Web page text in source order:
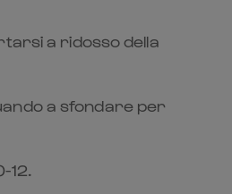
a ridosso della
a sfondare per